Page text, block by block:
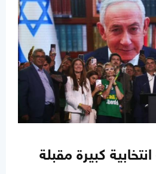
كبيرة مقبلة